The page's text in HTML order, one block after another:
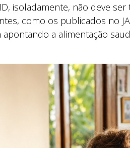
isoladamente, não deve
como os publicados no
a alimentação